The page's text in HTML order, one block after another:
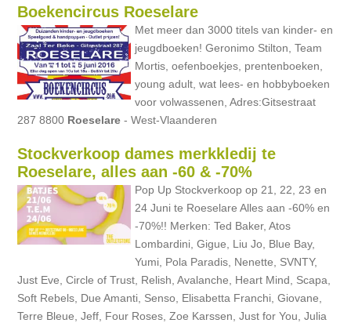
Boekencircus Roeselare
Met meer dan 3000 titels van kinder- en
jeugdboeken! Geronimo Stilton, Team
Mortis, oefenboekjes, prentenboeken,
young adult, wat lees- en hobbyboeken
voor volwassenen, Adres:Gitsestraat
287 8800 Roeselare - West-Vlaanderen
Stockverkoop dames merkkledij te
Roeselare, alles aan -60 & -70%
Pop Up Stockverkoop op 21, 22, 23 en
24 Juni te Roeselare Alles aan -60% en
-70%!! Merken: Ted Baker, Atos
Lombardini, Gigue, Liu Jo, Blue Bay,
Yumi, Pola Paradis, Nenette, SVNTY,
Just Eve, Circle of Trust, Relish, Avalanche, Heart Mind, Scapa,
Soft Rebels, Due Amanti, Senso, Elisabetta Franchi, Giovane,
Terre Bleue, Jeff, Four Roses, Zoe Karssen, Just for You, Julia